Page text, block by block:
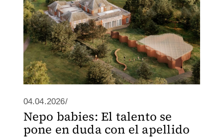
04.04.2026/
Nepo babies: El talento se
pone en duda con el apellido